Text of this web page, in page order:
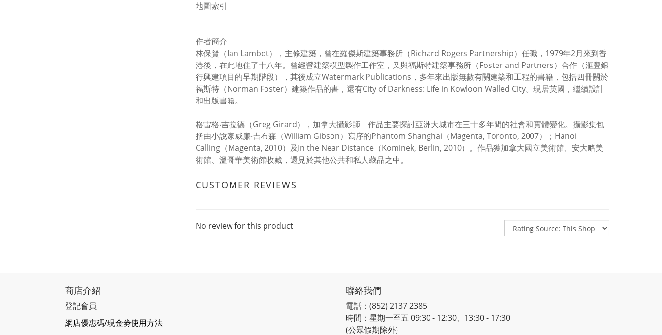
地圖索引
作者簡介
林保賢（Ian Lambot），主修建築，曾在羅傑斯建築事務所（Richard Rogers Partnership）任職，1979年2月來到香
港後，在此地住了十八年。曾經營建築模型製作工作室，又與福斯特建築事務所（Foster and Partners）合作（滙豐銀
行興建項目的早期階段），其後成立Watermark Publications，多年來出版無數有關建築和工程的書籍，包括四冊關於
福斯特（Norman Foster）建築作品的書，還有City of Darkness: Life in Kowloon Walled City。現居英國，繼續設計
和出版書籍。
格雷格‧吉拉德（Greg Girard），加拿大攝影師，作品主要探討亞洲大城市在三十多年間的社會和實體變化。攝影集包
括由小說家威廉‧吉布森（William Gibson）寫序的Phantom Shanghai（Magenta, Toronto, 2007）；Hanoi
Calling（Magenta, 2010）及In the Near Distance（Kominek, Berlin, 2010）。作品獲加拿大國立美術館、安大略美
術館、溫哥華美術館收藏，還見於其他公共和私人藏品之中。
CUSTOMER REVIEWS
No review for this product
商店介紹
登記會員
網店優惠碼/現金劵使用方法
聯絡我們
電話：(852) 2137 2385
時間：星期一至五 09:30 - 12:30、13:30 - 17:30
(公眾假期除外)